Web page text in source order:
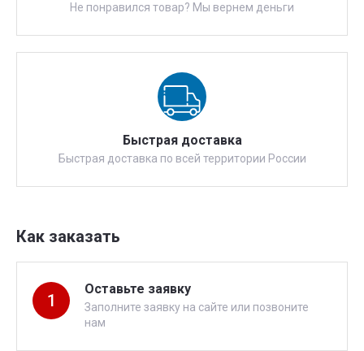
Не понравился товар? Мы вернем деньги
Быстрая доставка
Быстрая доставка по всей территории России
Как заказать
1
Оставьте заявку
Заполните заявку на сайте или позвоните
нам